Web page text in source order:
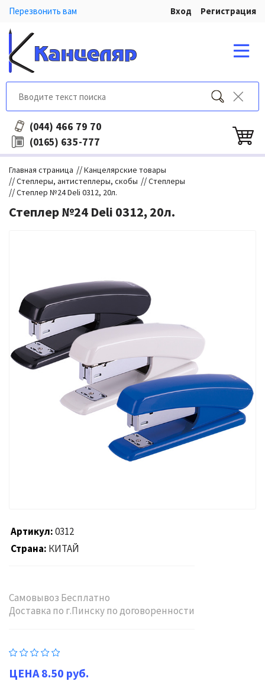
Перезвонить вам Вход Регистрация
(044) 466 79 70
(0165) 635-777
Главная страница //Канцелярские товары
//Степлеры, антистеплеры, скобы //Степлеры
//Степлер №24 Deli 0312, 20л.
Степлер №24 Deli 0312, 20л.
Артикул 0312
Страна КИТАЙ
Самовывоз Бесплатно
Доставка по г.Пинску по договоренности
8.50 руб.